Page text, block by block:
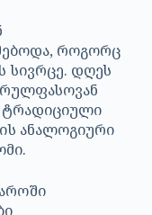
როგორც
სივრცე. დღეს
ტრადიციული
ანალოგიური